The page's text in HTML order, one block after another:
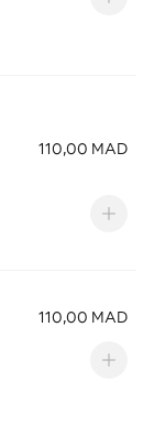
110,00 MAD
110,00 MAD